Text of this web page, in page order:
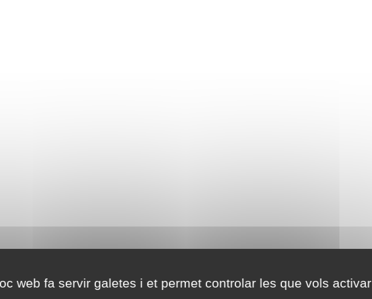
web fa servir galetes i et permet controlar les que vols activar